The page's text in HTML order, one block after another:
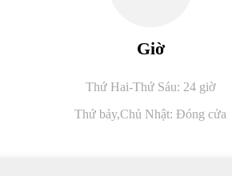
Giờ
Thứ Hai-Thứ Sáu: 24 giờ
Thứ bảy,Chủ Nhật: Đóng cửa